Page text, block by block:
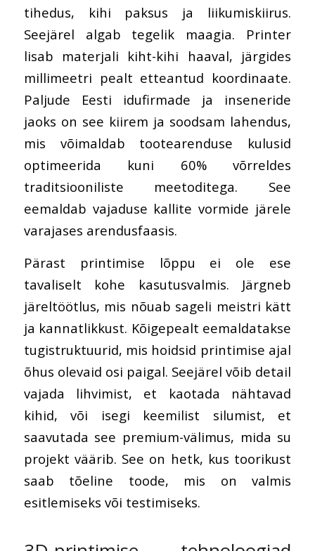
tihedus, kihi paksus ja liikumiskiirus.
Seejärel algab tegelik maagia. Printer
lisab materjali kiht-kihi haaval, järgides
millimeetri pealt etteantud koordinaate.
Paljude Eesti idufirmade ja inseneride
jaoks on see kiirem ja soodsam lahendus,
mis võimaldab tootearenduse kulusid
optimeerida kuni 60% võrreldes
traditsiooniliste meetoditega. See
eemaldab vajaduse kallite vormide järele
varajases arendusfaasis.
Pärast printimise lõppu ei ole ese
tavaliselt kohe kasutusvalmis. Järgneb
järeltöötlus, mis nõuab sageli meistri kätt
ja kannatlikkust. Kõigepealt eemaldatakse
tugistruktuurid, mis hoidsid printimise ajal
õhus olevaid osi paigal. Seejärel võib detail
vajada lihvimist, et kaotada nähtavad
kihid, või isegi keemilist silumist, et
saavutada see premium-välimus, mida su
projekt väärib. See on hetk, kus toorikust
saab tõeline toode, mis on valmis
esitlemiseks või testimiseks.